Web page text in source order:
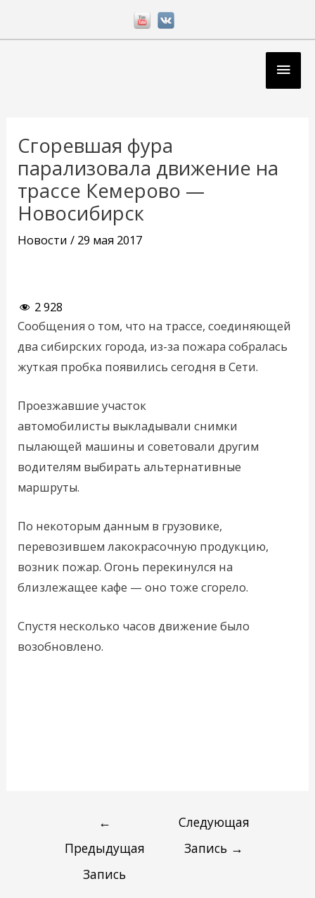
Сгоревшая фура
парализовала движение на
трассе Кемерово —
Новосибирск
Новости / 29 мая 2017
2 928
Сообщения о том, что на трассе, соединяющей
два сибирских города, из-за пожара собралась
жуткая пробка появились сегодня в Сети.
Проезжавшие участок
автомобилисты выкладывали снимки
пылающей машины и советовали другим
водителям выбирать альтернативные
маршруты.
По некоторым данным в грузовике,
перевозившем лакокрасочную продукцию,
возник пожар. Огонь перекинулся на
близлежащее кафе — оно тоже сгорело.
Спустя несколько часов движение было
возобновлено.
записям
←
Предыдущая
Запись
Следующая
Запись →